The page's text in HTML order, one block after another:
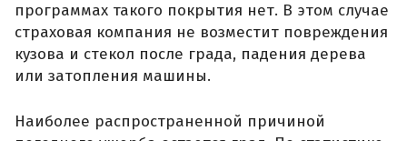
программах такого покрытия нет. В этом случае
страховая компания не возместит повреждения
кузова и стекол после града, падения дерева
или затопления машины.
Наиболее распространенной причиной